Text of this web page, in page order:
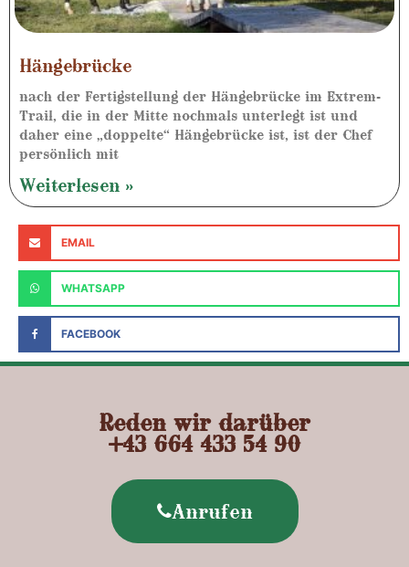
Hängebrücke
nach der Fertigstellung der Hängebrücke im Extrem-
Trail, die in der Mitte nochmals unterlegt ist und
daher eine „doppelte“ Hängebrücke ist, ist der Chef
persönlich mit
Weiterlesen »
EMAIL
WHATSAPP
FACEBOOK
Reden wir darüber
+43 664 433 54 90
Anrufen